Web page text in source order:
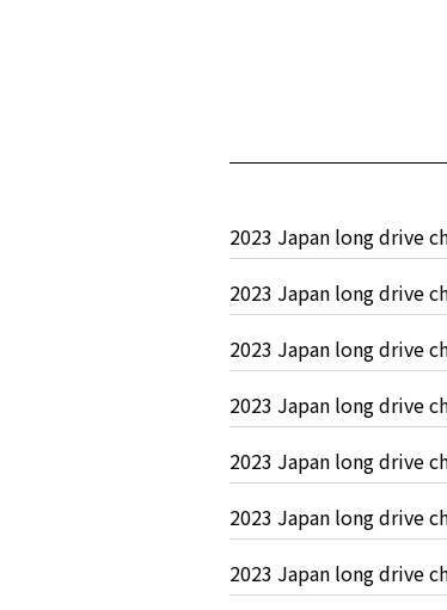
2023 Japan long drive
2023 Japan long drive
2023 Japan long drive
2023 Japan long drive
2023 Japan long drive
2023 Japan long drive
2023 Japan long drive